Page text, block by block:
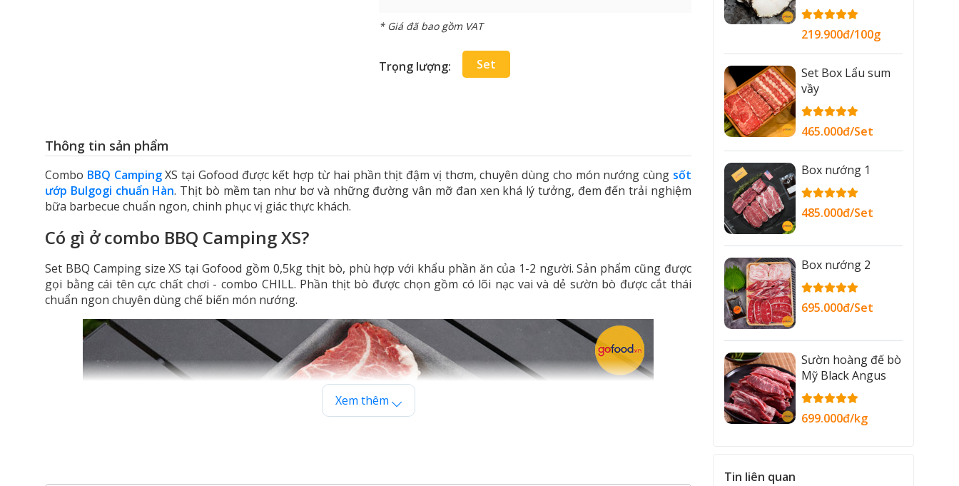
* Giá đã bao gồm VAT
Trọng lượng: Set
Thông tin sản phẩm
Combo BBQ CampingXS tại Gofood được kết hợp từ hai phần thịt đậm vị thơm, chuyên dùng cho món nướng cùng sốt
ướp Bulgogi chuẩn Hàn. Thịt bò mềm tan như bơ và những đường vân mỡ đan xen khá lý tưởng, đem đến trải nghiệm
bữa barbecue chuẩn ngon, chinh phục vị giác thực khách.
Có gì ở combo BBQ Camping XS?
Set BBQ Camping size XS tại Gofood gồm 0,5kg thịt bò, phù hợp với khẩu phần ăn của 1-2 người. Sản phẩm cũng được
gọi bằng cái tên cực chất chơi - combo CHILL. Phần thịt bò được chọn gồm có lõi nạc vai và dẻ sườn bò được cắt thái
chuẩn ngon chuyên dùng chế biến món nướng.
Xem thêm
219.900đ/100g
Set Box Lẩu sum
vầy
465.000đ/Set
Box nướng 1
485.000đ/Set
Box nướng 2
695.000đ/Set
Sườn hoàng đế bò
Mỹ Black Angus
699.000đ/kg
Tin liên quan